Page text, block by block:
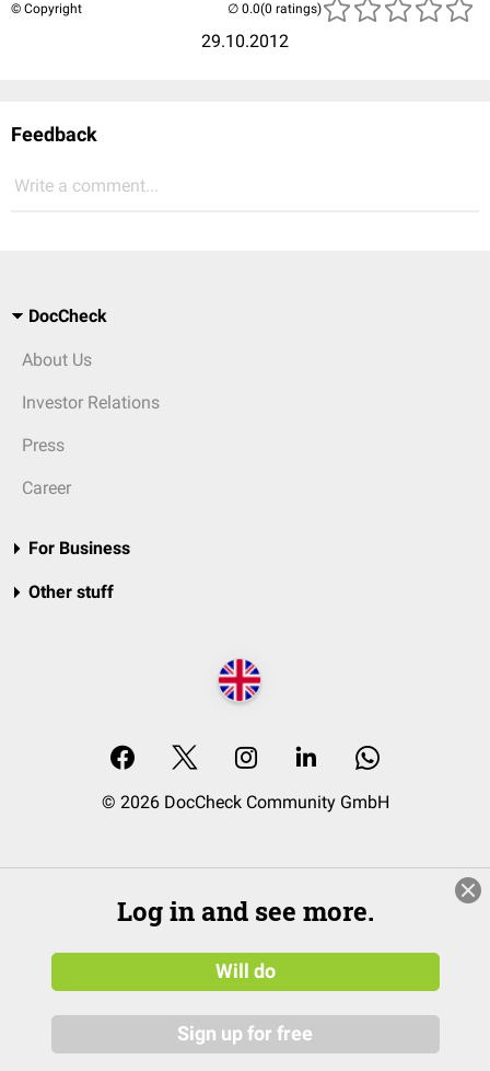
© Copyright
29.10.2012
(0 ratings)
Feedback
Write a comment...
DocCheck
About Us
Investor Relations
Press
Career
For Business
Other stuff
© 2026 DocCheck Community GmbH
Log in and see more.
Will do
Sign up for free